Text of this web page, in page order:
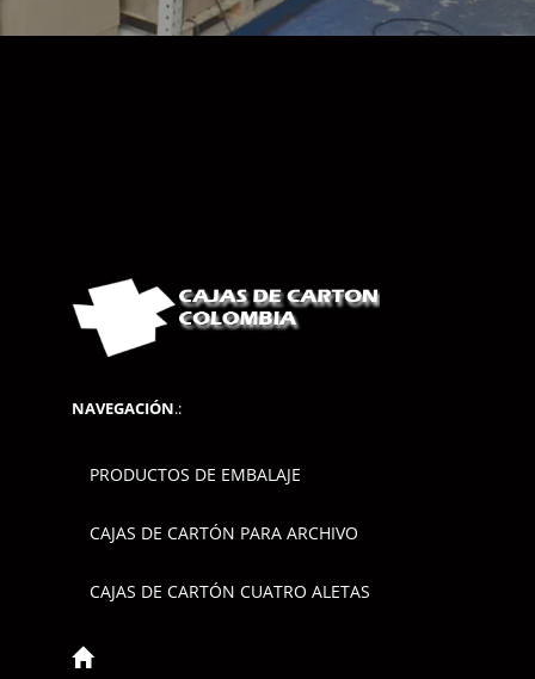
NAVEGACIÓN.:
PRODUCTOS DE EMBALAJE
CAJAS DE CARTÓN PARA ARCHIVO
CAJAS DE CARTÓN CUATRO ALETAS